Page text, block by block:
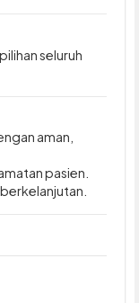
seluruh
aman,
pasien.